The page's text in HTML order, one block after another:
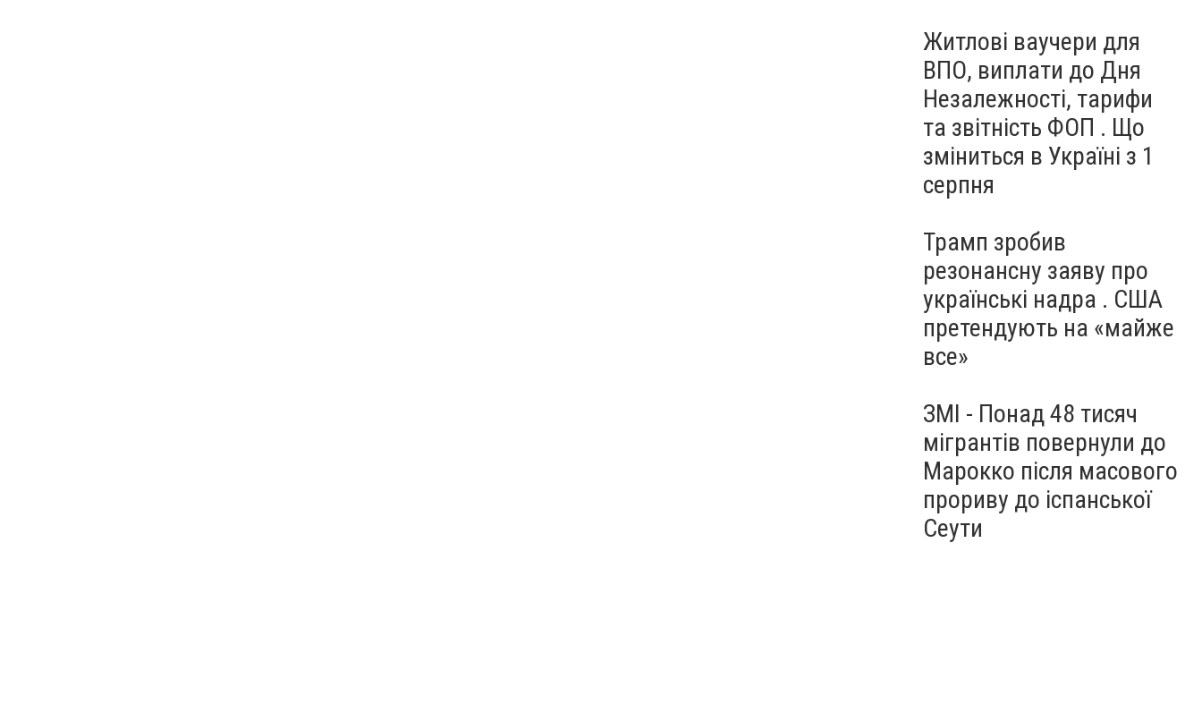
Житлові ваучери для
ВПО, виплати до Дня
Незалежності, тарифи
та звітність ФОП . Що
зміниться в Україні з 1
серпня
Трамп зробив
резонансну заяву про
українські надра . США
претендують на «майже
все»
ЗМІ - Понад 48 тисяч
мігрантів повернули до
Марокко після масового
прориву до іспанської
Сеути